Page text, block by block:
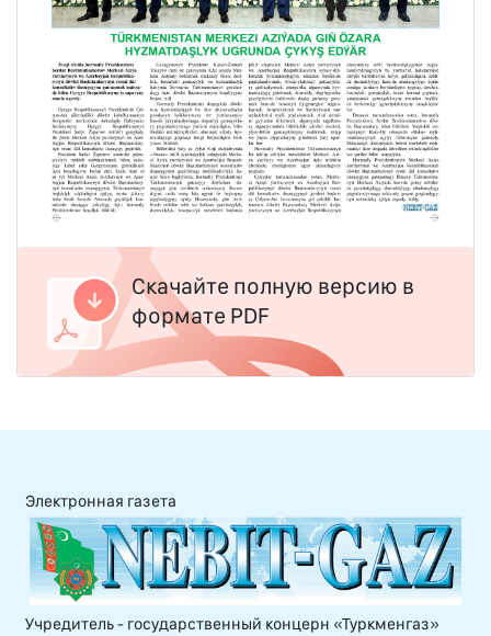
Скачайте полную версию в
формате PDF
Электронная газета
Учредитель - государственный концерн «Туркменгаз»